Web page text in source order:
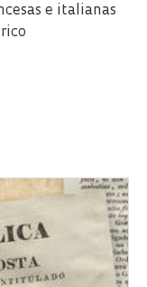
e italianas